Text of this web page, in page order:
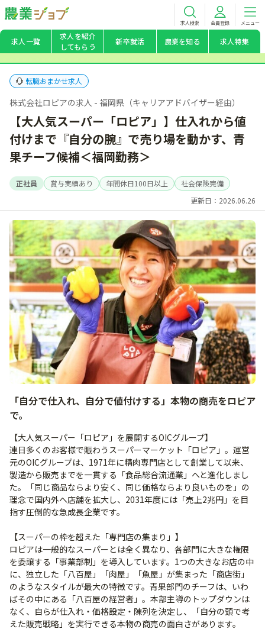
求人検索 会員登録 メニュー
求人一覧
求人を紹介
してもらう
新卒就活 農業を知る 求人特集
転職おまかせ求人
株式会社ロピアの求人 - 福岡県（キャリアアドバイザー経由）
【大人気スーパー「ロピア」】仕入れから値
付けまで『自分の腕』で売り場を動かす、青
果チーフ候補＜福岡勤務＞
正社員 賞与実績あり 年間休日100日以上
社会保険完備
更新日：2026.06.26
「自分で仕入れ、自分で値付けする」本物の商売をロピア
で。
【大人気スーパー「ロピア」を展開するOICグループ】
連日多くのお客様で賑わうスーパーマーケット「ロピア」。運営
元のOICグループは、1971年に精肉専門店として創業して以来、
製造から販売までを一貫する「食品総合流通業」へと進化しまし
た。「同じ商品ならより安く、同じ価格ならより良いものを」の
理念で国内外へ店舗を拡大し、2031年度には「売上2兆円」を目
指す圧倒的な急成長企業です。
【スーパーの枠を超えた「専門店の集まり」】
ロピアは一般的なスーパーとは全く異なり、各部門に大きな権限
を委譲する「事業部制」を導入しています。1つの大きなお店の中
に、独立した「八百屋」「肉屋」「魚屋」が集まった「商店街」
のようなスタイルが最大の特徴です。青果部門のチーフは、いわ
ばその中にある「八百屋の経営者」。本部主導のトップダウンは
なく、自らが仕入れ・価格設定・陳列を決定し、「自分の頭で考
えた販売戦略」を実行できる本物の商売の面白さがあります。